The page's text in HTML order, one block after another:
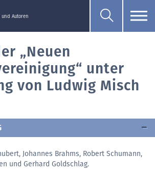
Autoren
„Neuen
unter
von Ludwig Misch
Johannes Brahms, Robert Schumann,
und Gerhard Goldschlag.